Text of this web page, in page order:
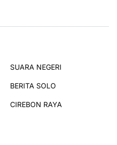
SUARA NEGERI
BERITA SOLO
CIREBON RAYA